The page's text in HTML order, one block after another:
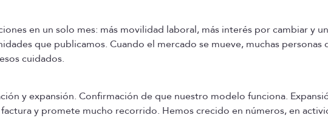
en un solo mes: más movilidad laboral, más interés por cambiar y
que publicamos. Cuando el mercado se mueve, muchas personas
cuidados.
y expansión. Confirmación de que nuestro modelo funciona.
y promete mucho recorrido. Hemos crecido en números, en